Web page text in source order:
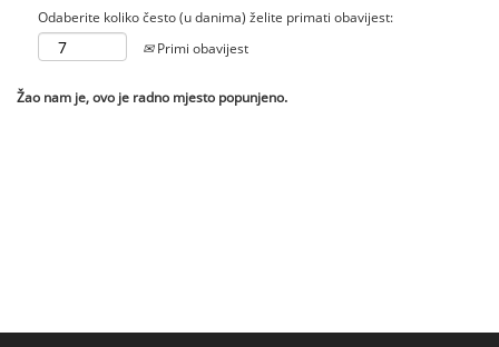
Odaberite koliko često (u danima) želite primati obavijest:
Primi obavijest
Žao nam je, ovo je radno mjesto popunjeno.